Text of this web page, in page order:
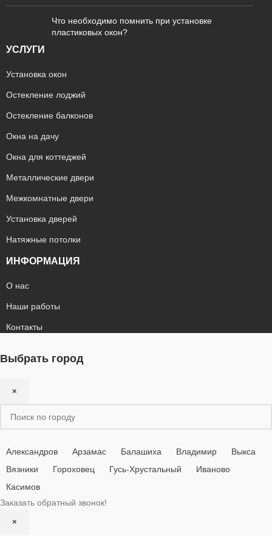
Что необходимо помнить при установке
пластиковых окон?
УСЛУГИ
Установка окон
Остекление лоджий
Остекление балконов
Окна на дачу
Окна для коттеджей
Металлические двери
Межкомнатные двери
Установка дверей
Натяжные потолки
ИНФОРМАЦИЯ
О нас
Наши работы
Контакты
Выбрать город
×
Александров Арзамас Балашиха Владимир
Выкса
Вязники
Гороховец Гусь-Хрустальный
Иваново
Касимов
Заказать обратный звонок!
×